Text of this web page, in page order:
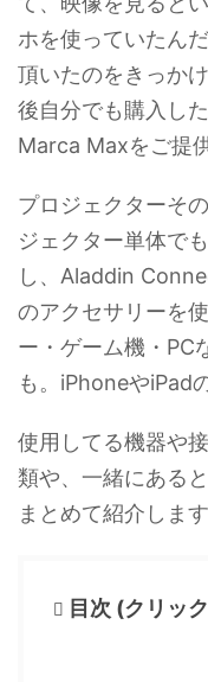
ホを使っていたん
頂いたのをきっか
後自分でも購入し
Marca Maxをご提
プロジェクターそ
ジェクター単体で
し、Aladdin
のアクセサリーを
ー・ゲーム機・PC
も。iPhoneやiPad
使用してる機器や
類や、一緒にある
まとめて紹介します
目次 (クリッ